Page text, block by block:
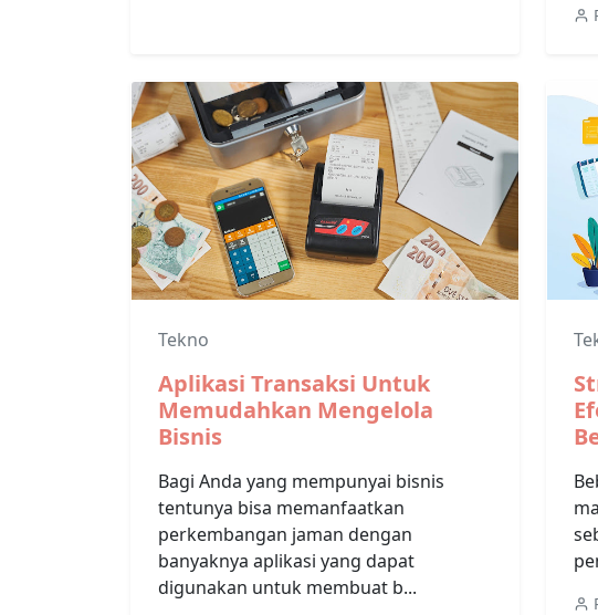
Tekno
Aplikasi Transaksi Untuk
Memudahkan Mengelola
Bisnis
Bagi Anda yang mempunyai bisnis
tentunya bisa memanfaatkan
perkembangan jaman dengan
banyaknya aplikasi yang dapat
digunakan untuk membuat b...